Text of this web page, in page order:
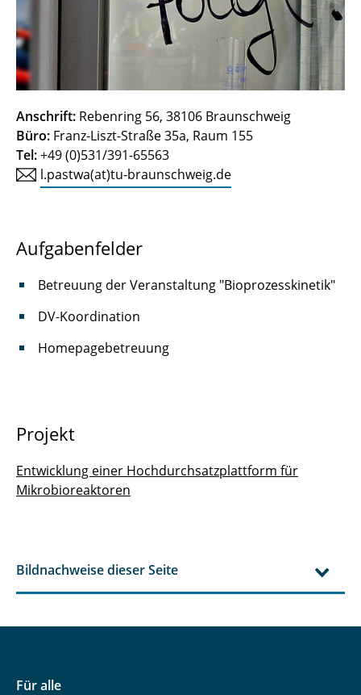
Lammers, David
Meyer, Jan-Angelus
Niebusch, Jana
Pastwa, Leon
Schumann, Leonie
Walid, Anwar M. A.
Anschrift: Rebenring 56, 38106 Braunschweig
Büro: Franz-Liszt-Straße 35a, Raum 155
Tel:+49 (0)531/391-65563
l.pastwa(at)tu-braunschweig.de
Aufgabenfelder
Betreuung der Veranstaltung "Bioprozesskinetik"
DV-Koordination
Homepagebetreuung
Projekt
Entwicklung einer Hochdurchsatzplattform für
Mikrobioreaktoren
Bildnachweise dieser Seite
Für alle